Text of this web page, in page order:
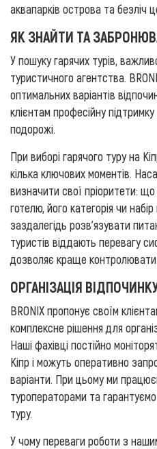
аквапарків острова та безліч
ЯК ЗНАЙТИ ТА
У пошуку гарячих турів,
туристичного агентства.
оптимальних варіантів
клієнтам професійну підтримку
подорожі.
При виборі гарячого туру на
кілька ключових моментів.
визначити свої пріоритети:
готелю, його категорія чи
заздалегідь розв'язувати
туристів віддають перевагу
дозволяє краще контролювати
ОРГАНІЗАЦІЯ
BRONIX пропонує своїм
комплексне рішення для
Наші фахівці постійно
Кіпр і можуть оперативно
варіанти. При цьому ми
туроператорами та
туру.
У чому переваги роботи з